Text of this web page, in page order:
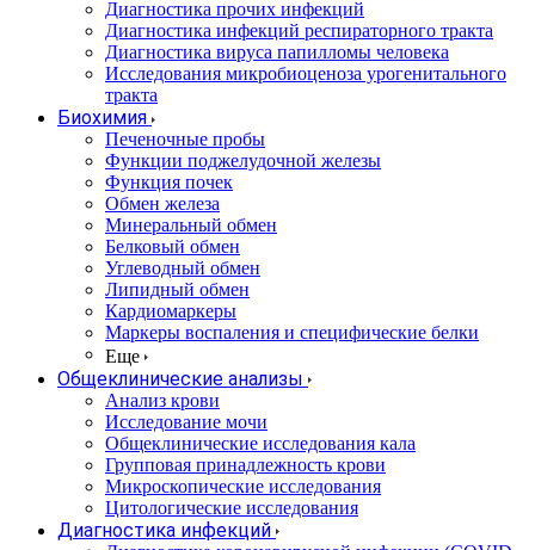
Диагностика прочих инфекций
Диагностика инфекций респираторного тракта
Диагностика вируса папилломы человека
Исследования микробиоценоза урогенитального
тракта
Биохимия
Печеночные пробы
Функции поджелудочной железы
Функция почек
Обмен железа
Минеральный обмен
Белковый обмен
Углеводный обмен
Липидный обмен
Кардиомаркеры
Маркеры воспаления и специфические белки
Еще
Общеклинические анализы
Анализ крови
Исследование мочи
Общеклинические исследования кала
Групповая принадлежность крови
Микроскопические исследования
Цитологические исследования
Диагностика инфекций